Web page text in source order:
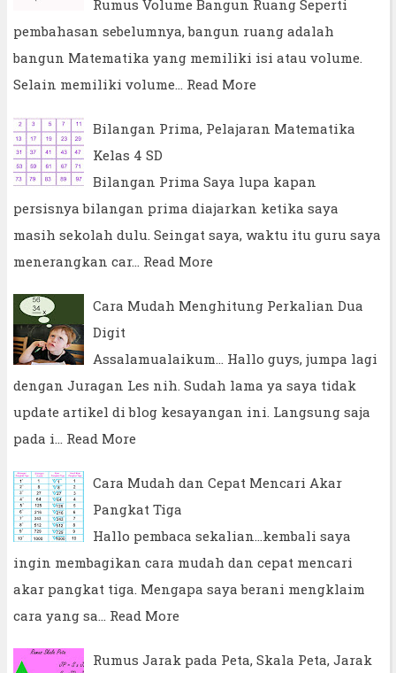
Rumus Volume Bangun Ruang Seperti
pembahasan sebelumnya, bangun ruang adalah
bangun Matematika yang memiliki isi atau volume.
Selain memiliki volume…
Read More
Bilangan Prima, Pelajaran Matematika
Kelas 4 SD
Bilangan Prima Saya lupa kapan
persisnya bilangan prima diajarkan ketika saya
masih sekolah dulu. Seingat saya, waktu itu guru saya
menerangkan car…
Read More
Cara Mudah Menghitung Perkalian Dua
Digit
Assalamualaikum... Hallo guys, jumpa lagi
dengan Juragan Les nih. Sudah lama ya saya tidak
update artikel di blog kesayangan ini. Langsung saja
pada i…
Read More
Cara Mudah dan Cepat Mencari Akar
Pangkat Tiga
Hallo pembaca sekalian...kembali saya
ingin membagikan cara mudah dan cepat mencari
akar pangkat tiga. Mengapa saya berani mengklaim
cara yang sa…
Read More
Rumus Jarak pada Peta, Skala Peta, Jarak